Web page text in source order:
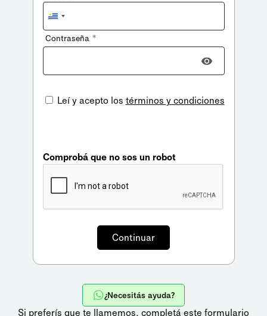
Uruguay
+598
Contraseña *
Leí y acepto los términos y condiciones
Comprobá que no sos un robot
¿Necesitás ayuda?
Si preferís que te llamemos, completá este formulario